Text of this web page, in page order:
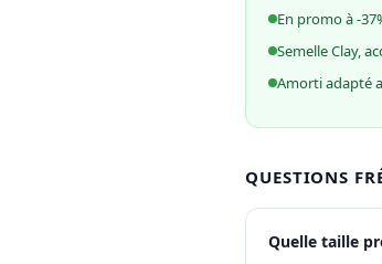
En promo à -
Semelle Clay,
Amorti adapté
QUESTIONS
Quelle taille